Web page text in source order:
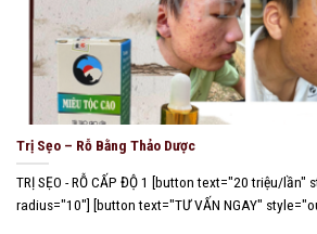
Trị Sẹo – Rỗ Bằng Thảo Dược
TRỊ SẸO - RỖ CẤP ĐỘ 1 [button text="20 triệu/lần"
radius="10"] [button text="TƯ VẤN NGAY"